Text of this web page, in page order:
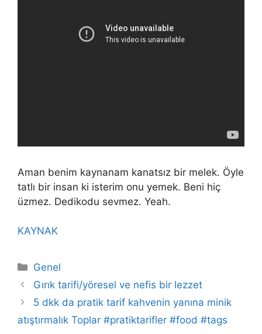
Aman benim kaynanam kanatsız bir melek. Öyle
tatlı bir insan ki isterim onu yemek. Beni hiç
üzmez. Dedikodu sevmez. Yeah.
KAYNAK
Kategoriler
Genel
Gırık tarifi/yöresel ve nefis bir lezzet
5 dkk da pratik tarif kahvenin yanına minik
atıştırmalık Toplar #pratiktarifler #food #tags